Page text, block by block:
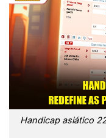
Handicap asiático